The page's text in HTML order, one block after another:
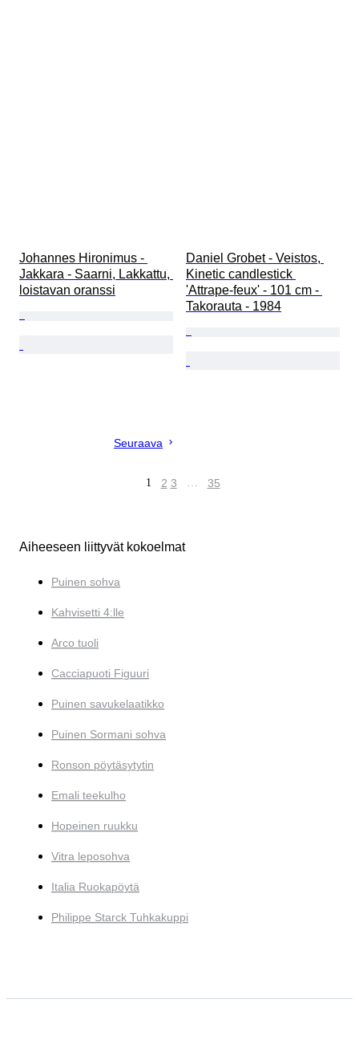
Johannes Hironimus -
Jakkara - Saarni, Lakkattu,
loistavan oranssi
Daniel Grobet - Veistos,
Kinetic candlestick
'Attrape-feux' - 101 cm -
Takorauta - 1984
Seuraava
1 2 3 … 35
Aiheeseen liittyvät kokoelmat
Puinen sohva
Kahvisetti 4:lle
Arco tuoli
Cacciapuoti Figuuri
Puinen savukelaatikko
Puinen Sormani sohva
Ronson pöytäsytytin
Emali teekulho
Hopeinen ruukku
Vitra leposohva
Italia Ruokapöytä
Philippe Starck Tuhkakuppi